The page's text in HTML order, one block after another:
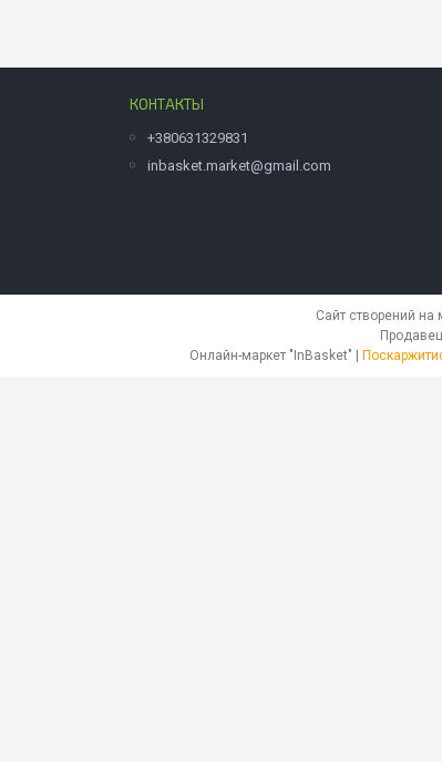
КОНТАКТЫ
+380631329831
inbasket.market@gmail.com
Сайт створений на